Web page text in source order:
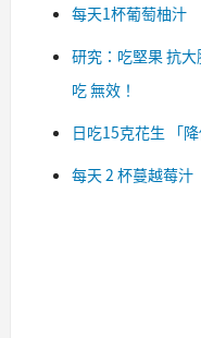
每天1杯葡萄柚汁
研究：吃堅果 抗
吃 無效！
日吃15克花生 「
每天 2 杯蔓越莓